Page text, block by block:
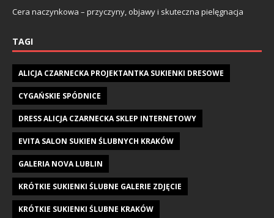
Cera naczynkowa – przyczyny, objawy i skuteczna pielęgnacja
TAGI
ALICJA CZARNECKA PROJEKTANTKA SUKIENKI DRESOWE
CYGAŃSKIE SPÓDNICE
DRESS ALICJA CZARNECKA SKLEP INTERNETOWY
EVITA SALON SUKIEN ŚLUBNYCH KRAKÓW
GALERIA NOVA LUBLIN
KRÓTKIE SUKIENKI ŚLUBNE GALERIE ZDJĘCIE
KRÓTKIE SUKIENKI ŚLUBNE KRAKÓW